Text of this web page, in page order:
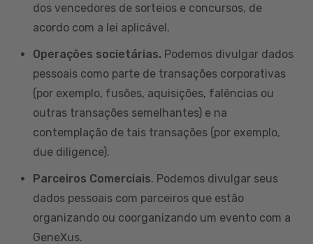
dos vencedores de sorteios e concursos, de
acordo com a lei aplicável.
Operações societárias. Podemos divulgar dados
pessoais como parte de transações corporativas
(por exemplo, fusões, aquisições, falências ou
outras transações semelhantes) e na
contemplação de tais transações (por exemplo,
due diligence).
Parceiros Comerciais. Podemos divulgar seus
dados pessoais com parceiros que estão
organizando ou coorganizando um evento com a
GeneXus.